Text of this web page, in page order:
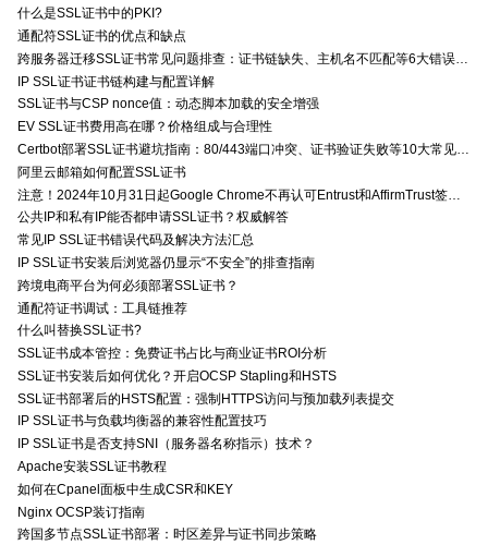
什么是SSL证书中的PKI?
通配符SSL证书的优点和缺点
跨服务器迁移SSL证书常见问题排查：证书链缺失、主机名不匹配等6大错误解决方案
IP SSL证书证书链构建与配置详解
SSL证书与CSP nonce值：动态脚本加载的安全增强
EV SSL证书费用高在哪？价格组成与合理性
Certbot部署SSL证书避坑指南：80/443端口冲突、证书验证失败等10大常见问题解决方案
阿里云邮箱如何配置SSL证书
公共IP和私有IP能否都申请SSL证书？权威解答
常见IP SSL证书错误代码及解决方法汇总
IP SSL证书安装后浏览器仍显示“不安全”的排查指南
跨境电商平台为何必须部署SSL证书？
通配符证书调试：工具链推荐
什么叫替换SSL证书?
SSL证书成本管控：免费证书占比与商业证书ROI分析
SSL证书安装后如何优化？开启OCSP Stapling和HSTS
SSL证书部署后的HSTS配置：强制HTTPS访问与预加载列表提交
IP SSL证书与负载均衡器的兼容性配置技巧
IP SSL证书是否支持SNI（服务器名称指示）技术？
Apache安装SSL证书教程
如何在Cpanel面板中生成CSR和KEY
Nginx OCSP装订指南
跨国多节点SSL证书部署：时区差异与证书同步策略